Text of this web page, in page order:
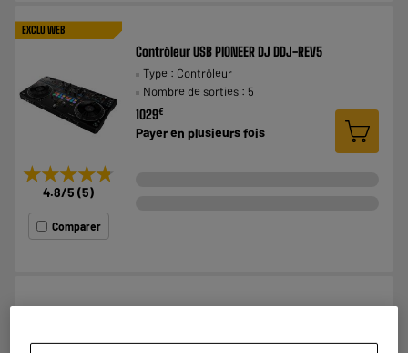
EXCLU WEB
★★★★★
★★★★★
4.8/5 (5)
Comparer
Contrôleur USB PIONEER DJ DDJ-REV5
Type : Contrôleur
Nombre de sorties : 5
1029€
Payer en plusieurs fois
Type : Contôleur USB